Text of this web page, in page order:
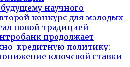
научного
конкурс для молодых
новой традицией
продолжает
кредитную политику:
ключевой ставки